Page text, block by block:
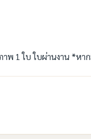
าพ 1 ใบ ใบผ่านงาน *หา